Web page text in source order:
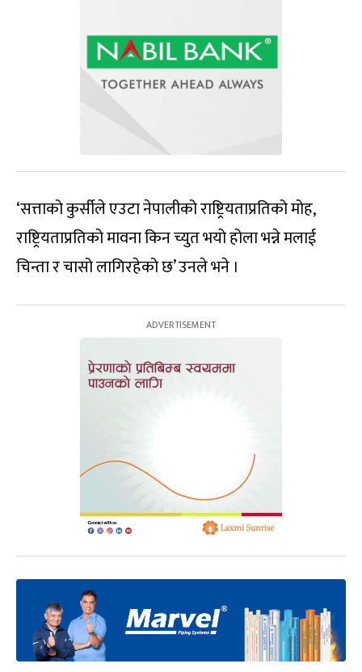
‘सत्ताको कुर्सीले एउटा नेपालीको राष्ट्रियताप्रतिको मोह,
राष्ट्रियताप्रतिको मावना किन च्युत भयो होला भन्ने मलाई
चिन्ता र चासो लागिरहेको छ’ उनले भने ।